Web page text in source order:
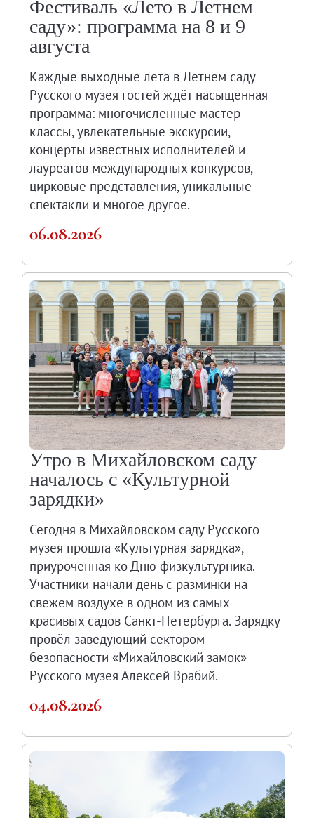
Русское искусство второй половины
Русское народное искусство XVII-XXI
Будущие выставки
Выездные выставки
Садко
Михаил Нестеров
Архив выставок
Степан Эрьзя – скульптор мира. К
Эпоха Императора Александра III и её
Архип Куинджи. Иллюзия света
Наш авангард
Фёдор Васильев. К 175-летию со дня
Посетителям
Справочная информация
Адреса и часы работы
О билетах, льготах и услугах
Правила покупки и возврата билетов
Правила посещения музея
Высказать мнение / Сообщить о проблеме
Экскурсии
Лекции и абонементы
Лекторий
Лекции
Доступный музей
Программы и мероприятия
Социально-культурные проекты
Для СМИ
О Музее
О музее
Генеральный директор
Дирекция
Дворцы и сады
Корпус Бенуа
Михайловский (Инженерный) замок
Мраморный дворец
Строгановский дворец
Фестиваль «Лето в Летнем
саду»: программа на 8 и 9
августа
Каждые выходные лета в Летнем саду
Русского музея гостей ждёт насыщенная
программа: многочисленные мастер-
классы, увлекательные экскурсии,
концерты известных исполнителей и
лауреатов международных конкурсов,
цирковые представления, уникальные
спектакли и многое другое.
06.08.2026
Утро в Михайловском саду
началось с «Культурной
зарядки»
Сегодня в Михайловском саду Русского
музея прошла «Культурная зарядка»,
приуроченная ко Дню физкультурника.
Участники начали день с разминки на
свежем воздухе в одном из самых
красивых садов Санкт-Петербурга. Зарядку
провёл заведующий сектором
безопасности «Михайловский замок»
Русского музея Алексей Врабий.
04.08.2026